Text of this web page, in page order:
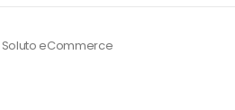
Soluto eCommerce